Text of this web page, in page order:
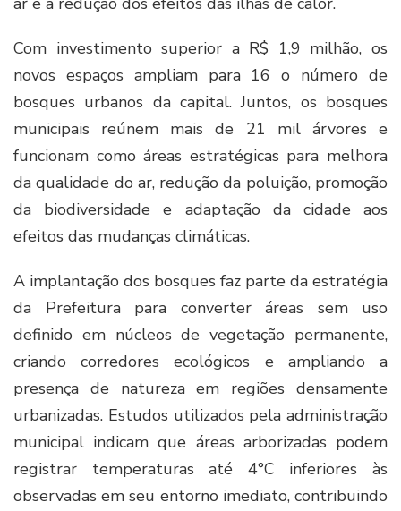
Com investimento superior a R$ 1,9 milhão, os
novos espaços ampliam para 16 o número de
bosques urbanos da capital. Juntos, os bosques
municipais reúnem mais de 21 mil árvores e
funcionam como áreas estratégicas para melhora
da qualidade do ar, redução da poluição, promoção
da biodiversidade e adaptação da cidade aos
efeitos das mudanças climáticas.
A implantação dos bosques faz parte da estratégia
da Prefeitura para converter áreas sem uso
definido em núcleos de vegetação permanente,
criando corredores ecológicos e ampliando a
presença de natureza em regiões densamente
urbanizadas. Estudos utilizados pela administração
municipal indicam que áreas arborizadas podem
registrar temperaturas até 4°C inferiores às
observadas em seu entorno imediato, contribuindo